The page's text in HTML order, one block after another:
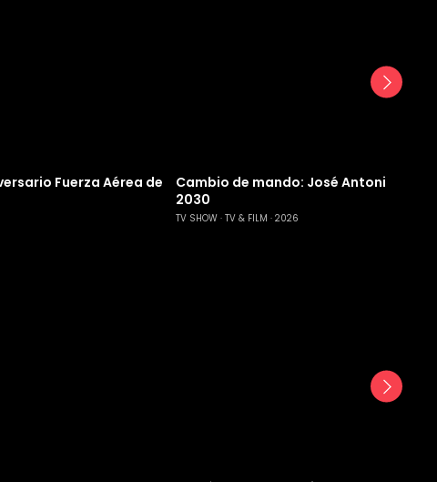
Fuerza Aérea de
Cambio de mando: José Antonio Kast
2030
TV SHOW TV & FILM 2026